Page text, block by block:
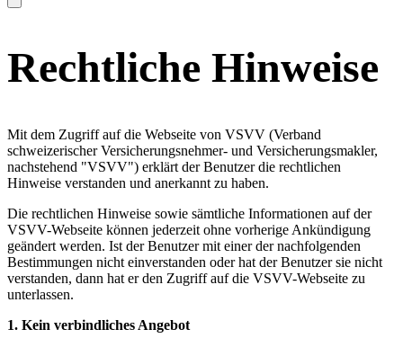
Rechtliche Hinweise
Mit dem Zugriff auf die Webseite von VSVV (Verband
schweizerischer Versicherungsnehmer- und Versicherungsmakler,
nachstehend "VSVV") erklärt der Benutzer die rechtlichen
Hinweise verstanden und anerkannt zu haben.
Die rechtlichen Hinweise sowie sämtliche Informationen auf der
VSVV-Webseite können jederzeit ohne vorherige Ankündigung
geändert werden. Ist der Benutzer mit einer der nachfolgenden
Bestimmungen nicht einverstanden oder hat der Benutzer sie nicht
verstanden, dann hat er den Zugriff auf die VSVV-Webseite zu
unterlassen.
1. Kein verbindliches Angebot